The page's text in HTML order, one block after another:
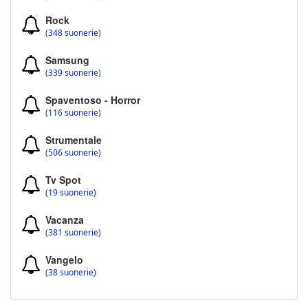
Rock
(348 suonerie)
Samsung
(339 suonerie)
Spaventoso - Horror
(116 suonerie)
Strumentale
(506 suonerie)
Tv Spot
(19 suonerie)
Vacanza
(381 suonerie)
Vangelo
(38 suonerie)